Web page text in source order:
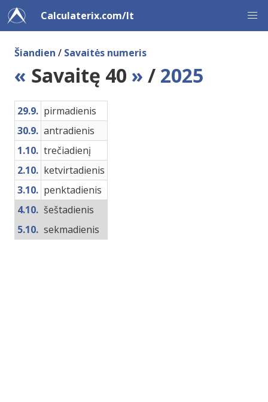
Calculaterix.com/lt
Šiandien / Savaitės numeris
« Savaitę 40 » / 2025
29.9. pirmadienis
30.9. antradienis
1.10. trečiadienį
2.10. ketvirtadienis
3.10. penktadienis
4.10. šeštadienis
5.10. sekmadienis